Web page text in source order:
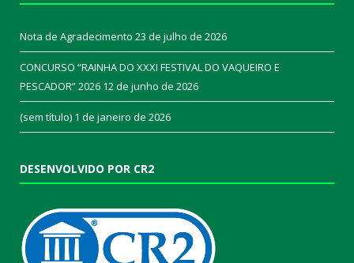
Nota de Agradecimento 23 de julho de 2026
CONCURSO “RAINHA DO XXXI FESTIVAL DO VAQUEIRO E
PESCADOR” 2026 12 de junho de 2026
(sem título) 1 de janeiro de 2026
DESENVOLVIDO POR CR2